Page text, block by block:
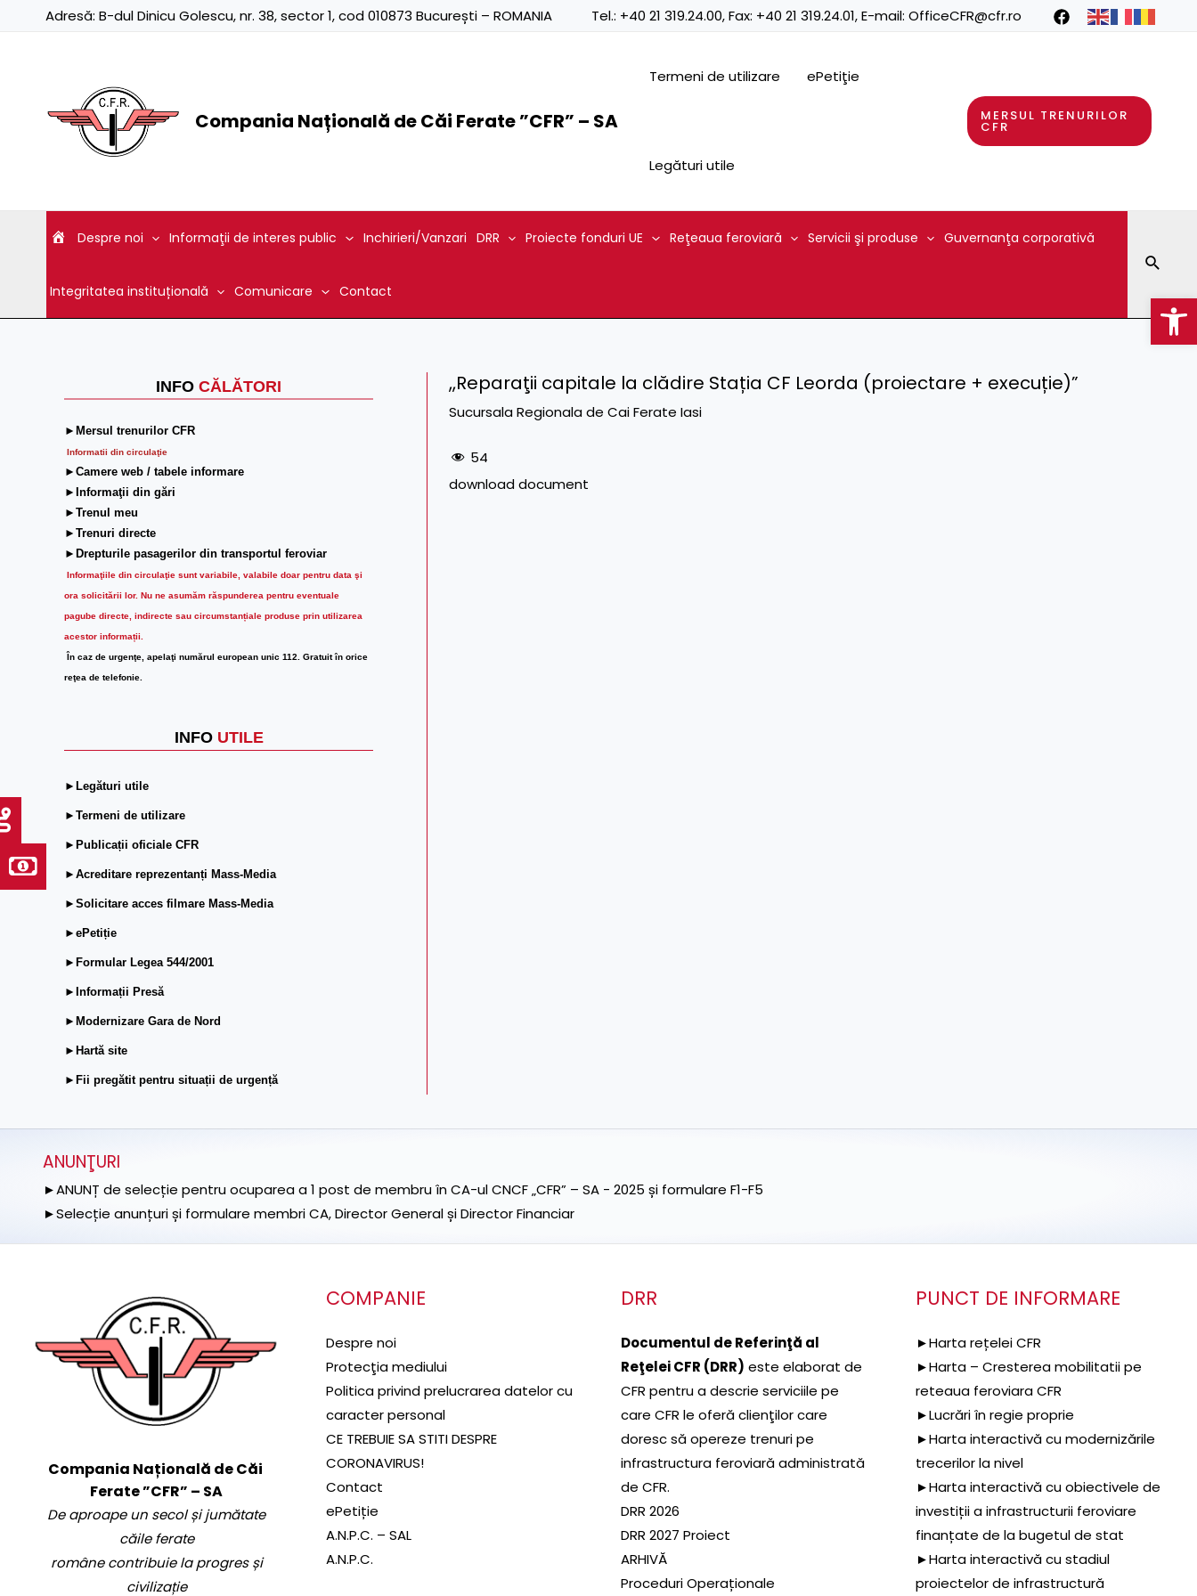
Adresă: B-dul Dinicu Golescu, nr. 38, sector 1, cod 010873 București – ROMANIA Tel.: +40 21 319.24.00, Fax: +40 21 319.24.01, E-mail: OfficeCFR@cfr.ro
Compania Națională de Căi Ferate ”CFR” – SA
Termeni de utilizare ePetiţie
Legături utile
MERSUL TRENURILOR
CFR
Despre noi Informaţii de interes public Inchirieri/Vanzari DRR Proiecte fonduri UE Reţeaua feroviară Servicii şi produse Guvernanţa corporativă
Integritatea instituțională Comunicare Contact
INFO CĂLĂTORI
►Mersul trenurilor CFR
Informatii din circulaţie
►Camere web / tabele informare
►Informaţii din gări
►Trenul meu
►Trenuri directe
►Drepturile pasagerilor din transportul feroviar
Informaţiile din circulaţie sunt variabile, valabile doar pentru data şi
ora solicitării lor. Nu ne asumăm răspunderea pentru eventuale
pagube directe, indirecte sau circumstanțiale produse prin utilizarea
acestor informații.
În caz de urgenţe, apelaţi numărul european unic 112. Gratuit în orice
reţea de telefonie.
INFO UTILE
►Legături utile
►Termeni de utilizare
►Publicații oficiale CFR
►Acreditare reprezentanți Mass-Media
►Solicitare acces filmare Mass-Media
►ePetiție
►Formular Legea 544/2001
►Informații Presă
►Modernizare Gara de Nord
►Hartă site
►Fii pregătit pentru situații de urgență
,,Reparaţii capitale la clădire Stația CF Leorda (proiectare + execuție)”
Sucursala Regionala de Cai Ferate Iasi
54
download document
ANUNŢURI
►ANUNȚ de selecție pentru ocuparea a 1 post de membru în CA-ul CNCF „CFR” – SA - 2025 și formulare F1-F5
►Selecție anunțuri și formulare membri CA, Director General și Director Financiar
Compania Națională de Căi
Ferate ”CFR” – SA
De aproape un secol și jumătate
căile ferate
române contribuie la progres și
civilizație
COMPANIE
Despre noi
Protecţia mediului
Politica privind prelucrarea datelor cu
caracter personal
CE TREBUIE SA STITI DESPRE
CORONAVIRUS!
Contact
ePetiție
A.N.P.C. – SAL
A.N.P.C.
DRR
Documentul de Referinţă al
Reţelei CFR (DRR) este elaborat de
CFR pentru a descrie serviciile pe
care CFR le oferă clienţilor care
doresc să opereze trenuri pe
infrastructura feroviară administrată
de CFR.
DRR 2026
DRR 2027 Proiect
ARHIVĂ
Proceduri Operaționale
PUNCT DE INFORMARE
►Harta rețelei CFR
►Harta – Cresterea mobilitatii pe
reteaua feroviara CFR
►Lucrări în regie proprie
►Harta interactivă cu modernizările
trecerilor la nivel
►Harta interactivă cu obiectivele de
investiții a infrastructurii feroviare
finanțate de la bugetul de stat
►Harta interactivă cu stadiul
proiectelor de infrastructură